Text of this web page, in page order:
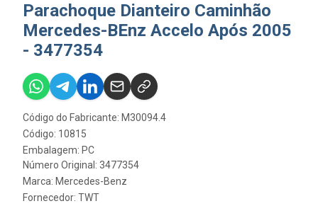
Parachoque Dianteiro Caminhão
Mercedes-BEnz Accelo Após 2005
- 3477354
Código do Fabricante: M30094.4
Código: 10815
Embalagem: PC
Número Original: 3477354
Marca: Mercedes-Benz
Fornecedor: TWT